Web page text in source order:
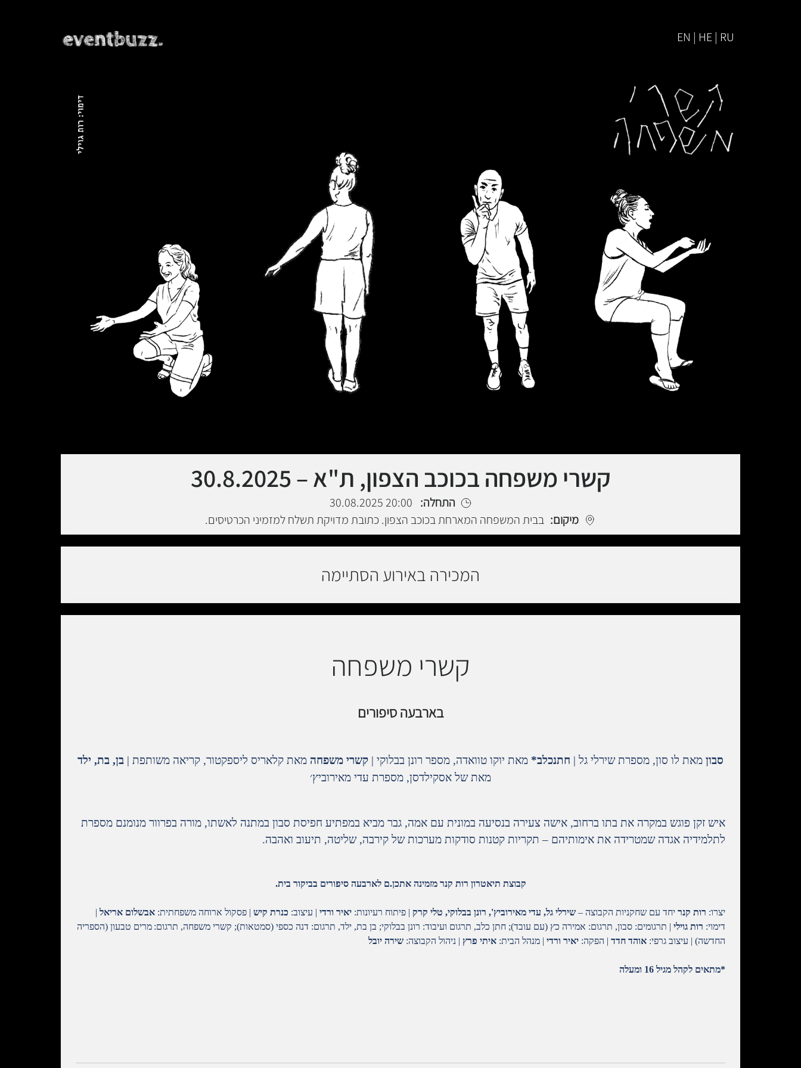
EN | HE | RU
קשרי משפחה בכוכב הצפון, ת"א – 30.8.2025
התחלה: 20:00 30.08.2025
מיקום: בבית המשפחה המארחת בכוכב הצפון. כתובת מדויקת תשלח למזמיני הכרטיסים.
המכירה באירוע הסתיימה
קשרי משפחה
בארבעה סיפורים
סבון מאת לו סון, מספרת שירלי גל | חתנכלב* מאת יוקו טוואדה, מספר רונן בבלוקי | קשרי משפחה מאת קלאריס ליספקטור, קריאה משותפת | בן, בת, ילד
מאת של אסקילדסן, מספרת עדי מאירוביץ׳
איש זקן פוגש במקרה את בתו ברחוב, אישה צעירה בנסיעה במונית עם אמה, גבר מביא במפתיע חפיסת סבון במתנה לאשתו, מורה בפרוור מנומנם מספרת
לתלמידיה אגדה שמטרידה את אימותיהם – תקריות קטנות סודקות מערכות של קירבה, שליטה, תיעוב ואהבה.
קבוצת תיאטרון רות קנר מזמינה אתכן.ם לארבעה סיפורים בביקור בית.
יצרו: רות קנר יחד עם שחקניות הקבוצה – שירלי גל, עדי מאירוביץ', רונן בבלוקי, טלי קרק | פיתוח רעיונות: יאיר ורדי | עיצוב: כנרת קיש | פסקול ארוחה משפחתית: אבשלום אריאל |
דימוי: רות גוילי | תרגומים: סבון, תרגום: אמירה כץ (עם עובד); חתן כלב, תרגום ועיבוד: רונן בבלוקי; בן בת, ילד, תרגום: דנה כספי (סמטאות); קשרי משפחה, תרגום: מרים טבעון (הספריה
החדשה) | עיצוב גרפי: אוהד חדד | הפקה: יאיר ורדי | מנהל הבית: איתי פרץ | ניהול הקבוצה: שירה יובל
*מתאים לקהל מגיל 16 ומעלה